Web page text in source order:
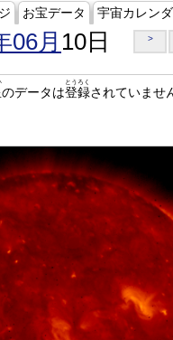
お宝データ 宇宙カレン
06月 10日 >
のデータは登録
とうろく
されていませ